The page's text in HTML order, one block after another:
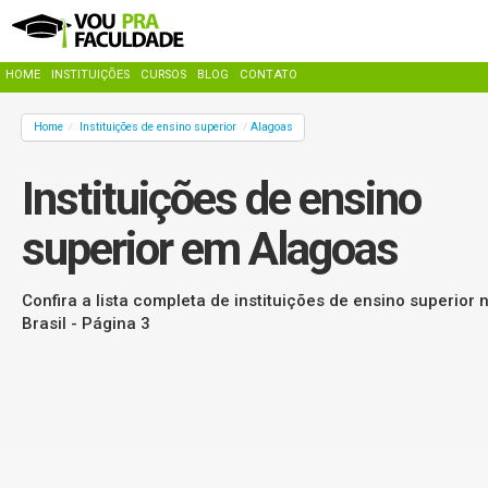
HOME INSTITUIÇÕES CURSOS BLOG CONTATO
Home / Instituições de ensino superior / Alagoas
Instituições de ensino
superior em Alagoas
Confira a lista completa de instituições de ensino superior
Brasil - Página 3